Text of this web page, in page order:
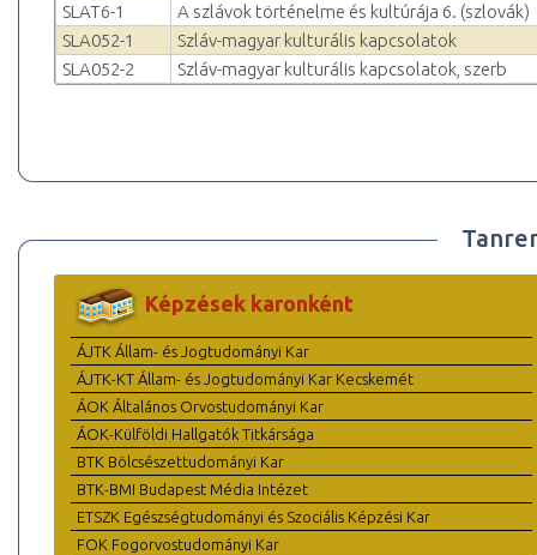
SLAT6-1
A szlávok történelme és kultúrája 6. (szlovák)
SLA052-1
Szláv-magyar kulturális kapcsolatok
SLA052-2
Szláv-magyar kulturális kapcsolatok, szerb
Képzések karonként
ÁJTK Állam- és Jogtudományi Kar
ÁJTK-KT Állam- és Jogtudományi Kar Kecskemét
ÁOK Általános Orvostudományi Kar
ÁOK-Külföldi Hallgatók Titkársága
BTK Bölcsészettudományi Kar
BTK-BMI Budapest Média Intézet
ETSZK Egészségtudományi és Szociális Képzési Kar
FOK Fogorvostudományi Kar